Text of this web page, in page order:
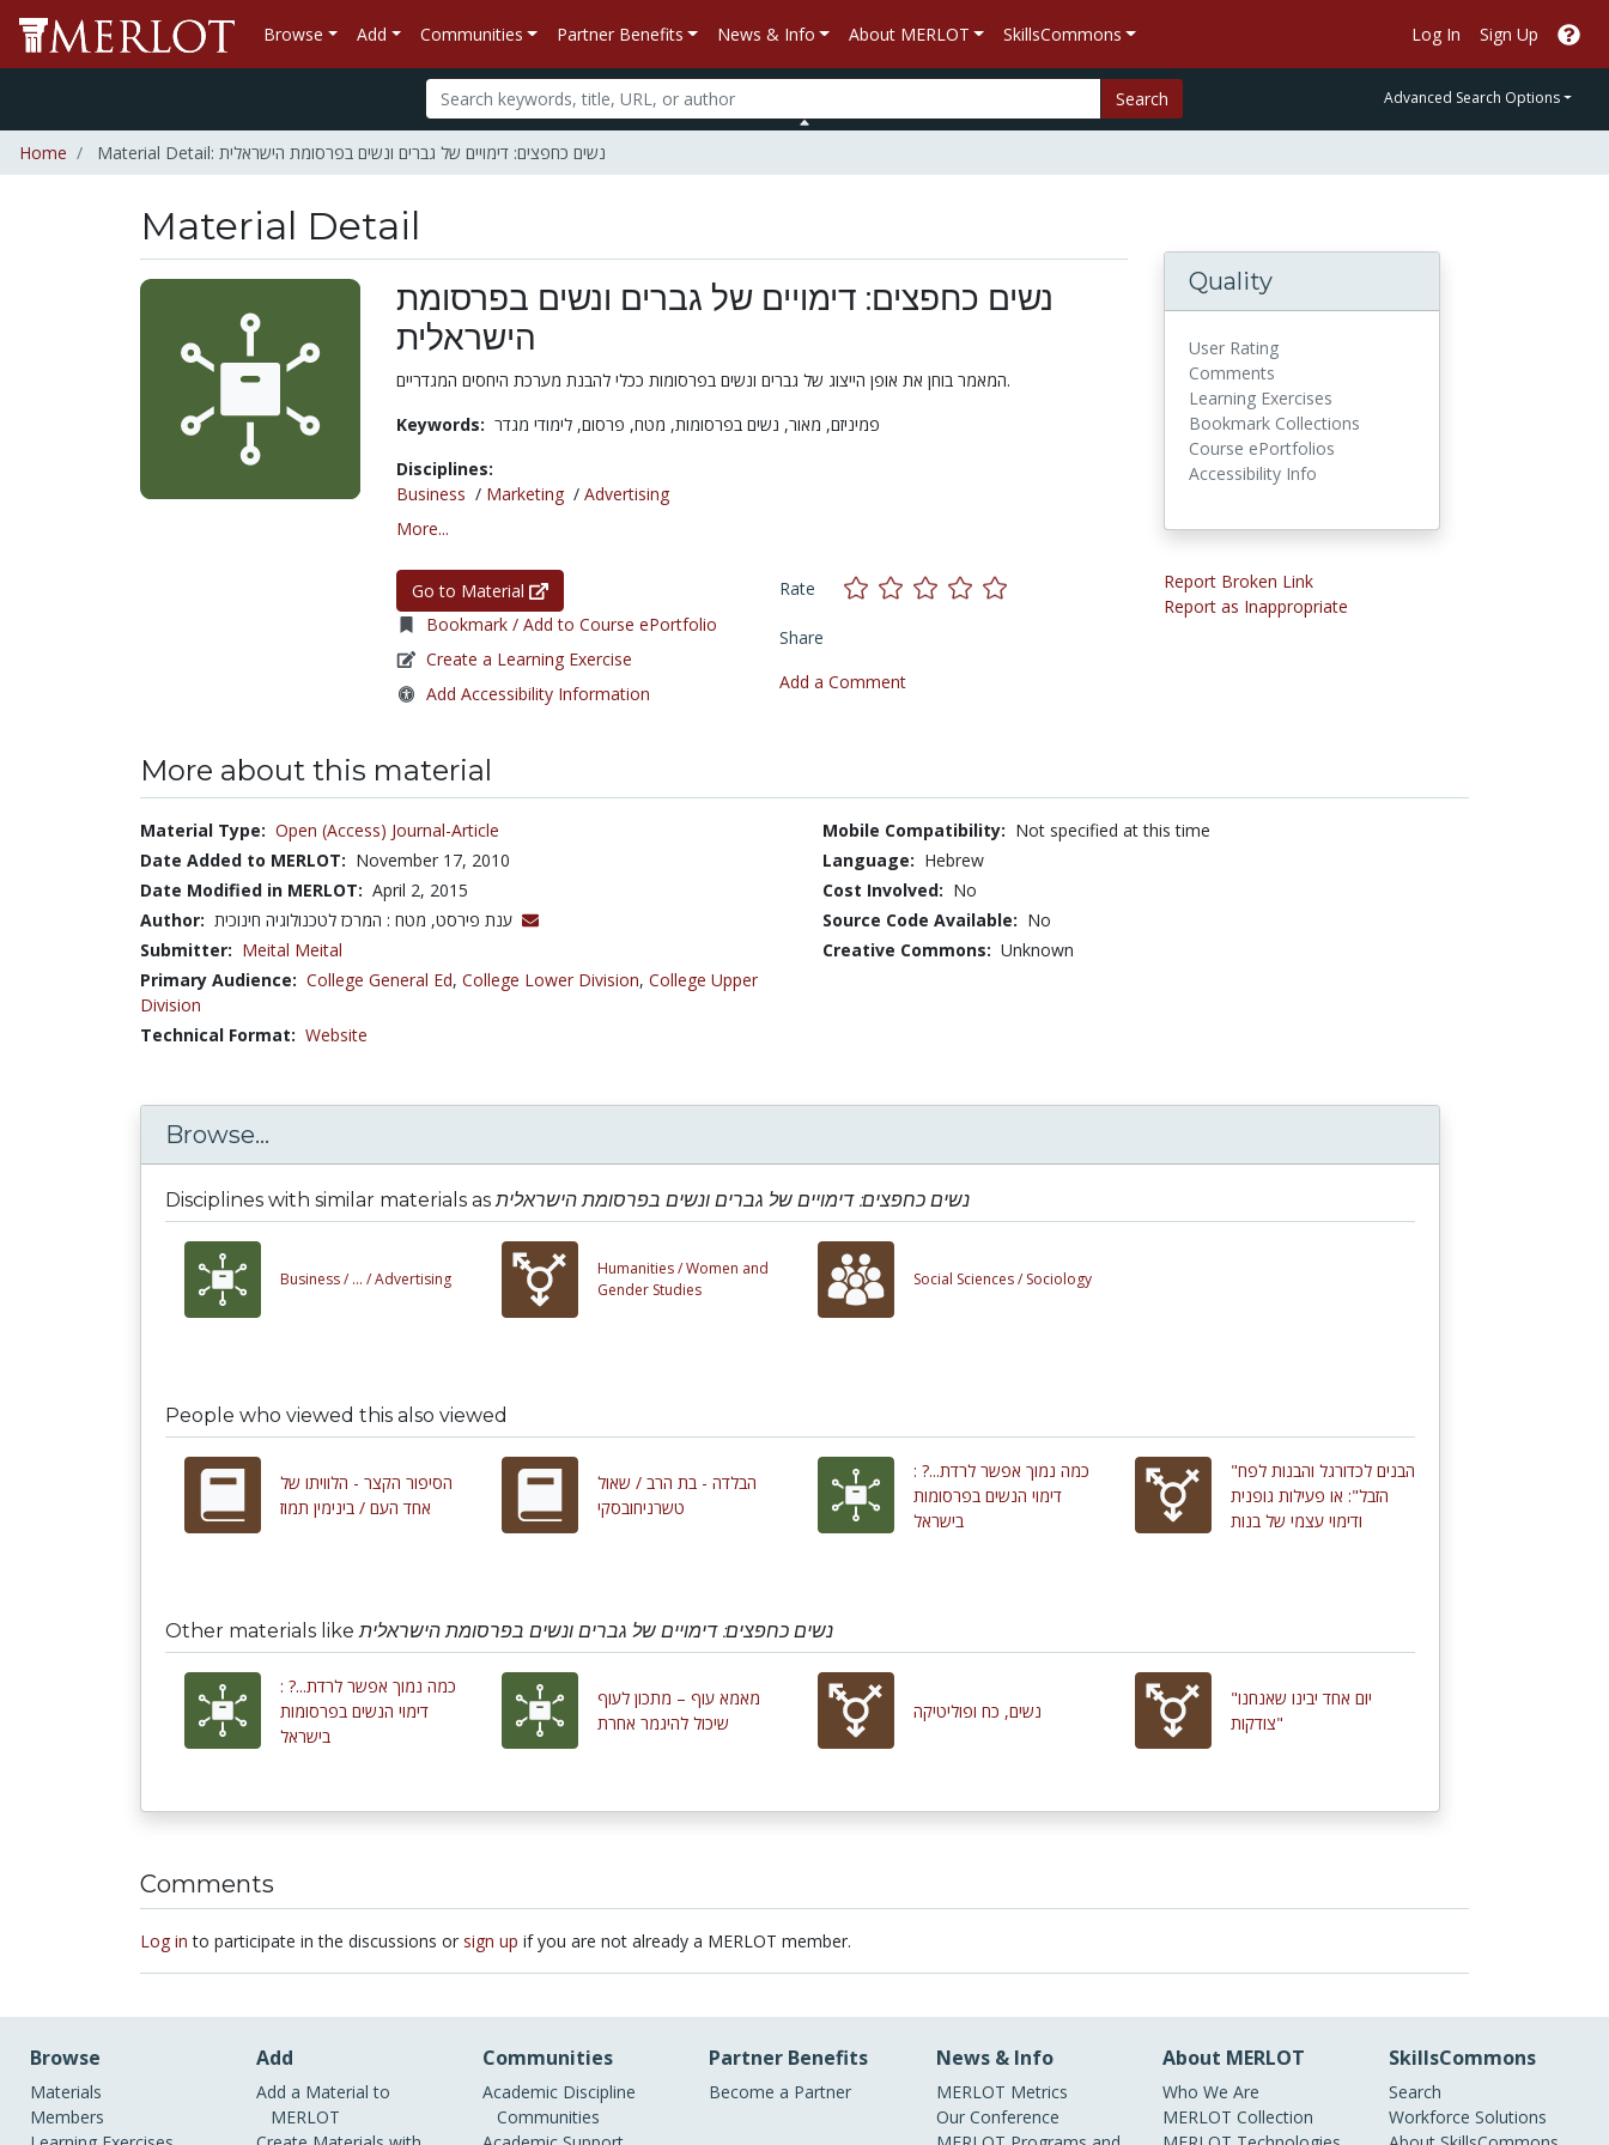
Browse Add Communities Partner Benefits News & Info About MERLOT SkillsCommons Log In Sign Up
Search Advanced Search Options
Home Material Detail: נשים כחפצים: דימויים של גברים ונשים בפרסומת הישראלית
Material Detail
נשים כחפצים: דימויים של גברים ונשים בפרסומת
הישראלית
המאמר בוחן את אופן הייצוג של גברים ונשים בפרסומות ככלי להבנת מערכת היחסים המגדריים.
Keywords:
פמיניזם, מאור, נשים בפרסומות, מטח, פרסום,לימודי מגדר
Disciplines:
Business / Marketing/ Advertising
More...
Go to Material
Bookmark / Add to Course ePortfolio
Create a Learning Exercise
Add Accessibility Information
Rate
Share
Add a Comment
Quality
User Rating
Comments
Learning Exercises
Bookmark Collections
Course ePortfolios
Accessibility Info
Report Broken Link
Report as Inappropriate
More about this material
Material Type: Open (Access) Journal-Article
Date Added to MERLOT: November 17, 2010
Date Modified in MERLOT: April 2, 2015
Author:
Submitter: Meital Meital
Primary Audience: College General Ed, College Lower Division, College Upper
Division
Technical Format: Website
Mobile Compatibility: Not specified at this time
Language: Hebrew
Cost Involved: No
Source Code Available: No
Creative Commons: Unknown
Browse...
Disciplines with similar materials asנשים כחפצים: דימויים של גברים ונשים בפרסומת הישראלית
Business / ... /Advertising
Humanities /Women and
Gender Studies
Social Sciences / Sociology
People who viewed this also viewed
הסיפור הקצר - הלוויתו של
אחד העם / בינימין תמוז
הבלדה - בת הרב / שאול
טשרניחובסקי
כמה נמוך אפשר לרדת...? :
דימוי הנשים בפרסומות
בישראל
"הבנים לכדורגל והבנות לפח
הזבל": או פעילות גופנית
ודימוי עצמי של בנות
Other materials likeנשים כחפצים: דימויים של גברים ונשים בפרסומת הישראלית
כמה נמוך אפשר לרדת...? :
דימוי הנשים בפרסומות
בישראל
מאמא עוף – מתכון לעוף
שיכול להיגמר אחרת
נשים, כח ופוליטיקה
"יום אחד יבינו שאנחנו
צודקות"
Comments
Log in to participate in the discussions or sign up if you are not already a MERLOT member.
Browse
Materials
Members
Add
Add a Material to
MERLOT
Communities
Academic Discipline
Communities
Partner Benefits
Become a Partner
News & Info
MERLOT Metrics
Our Conference
About MERLOT
Who We Are
MERLOT Collection
SkillsCommons
Search
Workforce Solutions